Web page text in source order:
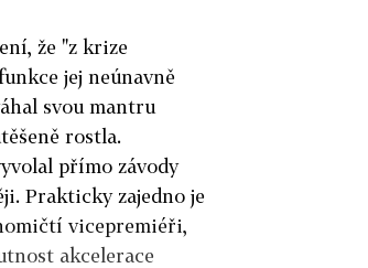
že "z krize
jej neúnavně
svou mantru
rostla.
přímo závody
Prakticky zajedno je
vicepremiéři,
akcelerace